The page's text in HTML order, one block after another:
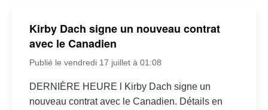
Kirby Dach signe un nouveau contrat
avec le Canadien
Publié le vendredi 17 juillet à 01:08
DERNIÈRE HEURE l Kirby Dach signe un
nouveau contrat avec le Canadien. Détails en